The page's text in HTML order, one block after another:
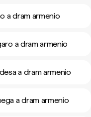
a dram armenio
a dram armenio
a dram armenio
a dram armenio